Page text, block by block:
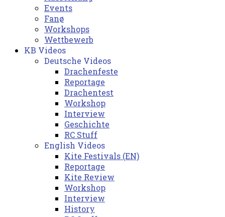
Events
Fanø
Workshops
Wettbewerb
KB Videos
Deutsche Videos
Drachenfeste
Reportage
Drachentest
Workshop
Interview
Geschichte
RC Stuff
English Videos
Kite Festivals (EN)
Reportage
Kite Review
Workshop
Interview
History